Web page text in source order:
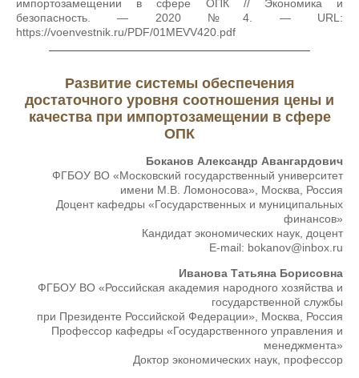
импортозамещении в сфере ОПК // Экономика и
безопасность. — 2020 №4. — URL:
https://voenvestnik.ru/PDF/01MEVV420.pdf
Развитие системы обеспечения
достаточного уровня соотношения цены и
качества при импортозамещении в сфере
ОПК
Боканов Александр Авангардович
ФГБОУ ВО «Московский государственный университет
имени М.В. Ломоносова», Москва, Россия
Доцент кафедры «Государственных и муниципальных
финансов»
Кандидат экономических наук, доцент
E-mail: bokanov@inbox.ru
Иванова Татьяна Борисовна
ФГБОУ ВО «Российская академия народного хозяйства и
государственной службы
при Президенте Российской Федерации», Москва, Россия
Профессор кафедры «Государственного управления и
менеджмента»
Доктор экономических наук, профессор